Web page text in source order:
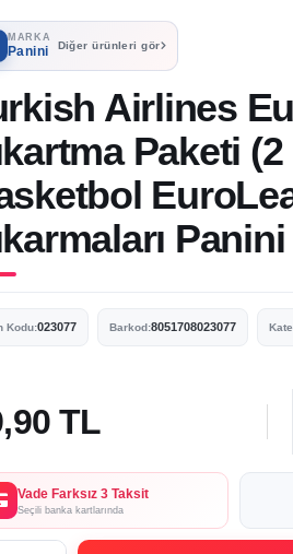
MARKA
Panini Diğer ürünleri gör
Airlines
Paketi
Kodu:023077 Barkod:8051708023077
TL
Vade Farksız 3 Taksit
Seçili banka kartlarında